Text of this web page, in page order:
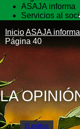
ASAJA informa
Servicios al
Formación
InicioASAJA informa
Página 40
LA
El análisis